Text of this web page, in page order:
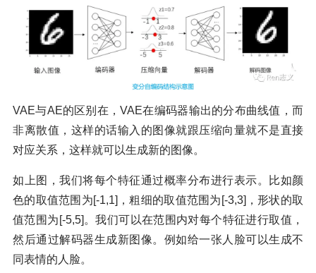
VAE与AE的区别在，VAE在编码器输出的分布曲线值，而
非离散值，这样的话输入的图像就跟压缩向量就不是直接
对应关系，这样就可以生成新的图像。
如上图，我们将每个特征通过概率分布进行表示。比如颜
色的取值范围为[-1,1]，粗细的取值范围为[-3,3]，形状的取
值范围为[-5,5]。我们可以在范围内对每个特征进行取值，
然后通过解码器生成新图像。例如给一张人脸可以生成不
同表情的人脸。